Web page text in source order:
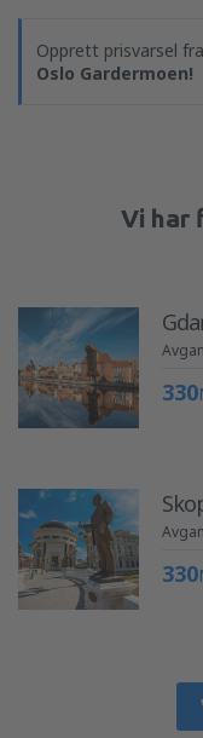
Opprett prisvarsel fra
Oslo Gardermoen!
Vi har
330
330